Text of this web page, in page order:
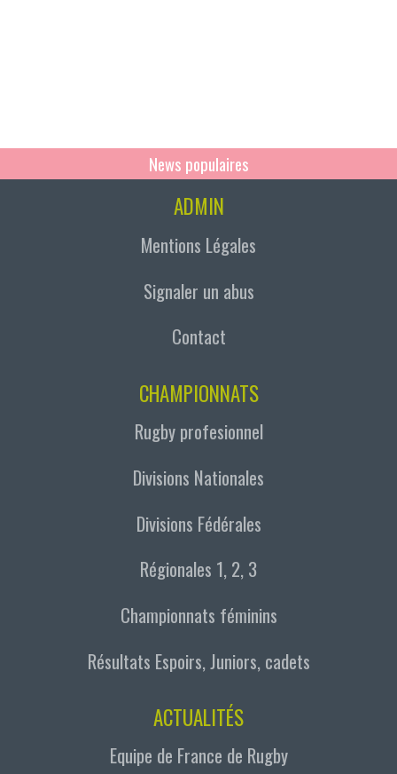
News populaires
ADMIN
Mentions Légales
Signaler un abus
Contact
CHAMPIONNATS
Rugby profesionnel
Divisions Nationales
Divisions Fédérales
Régionales 1, 2, 3
Championnats féminins
Résultats Espoirs, Juniors, cadets
ACTUALITÉS
Equipe de France de Rugby